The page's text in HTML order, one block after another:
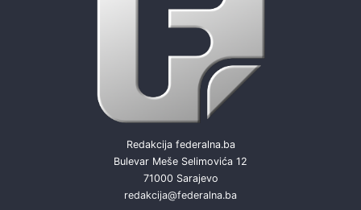
Redakcija federalna.ba
Bulevar Meše Selimovića 12
71000 Sarajevo
redakcija@federalna.ba